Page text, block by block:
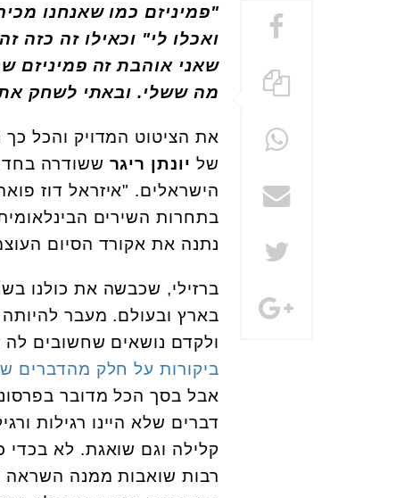
"פמיניזם כמו שאנחנו
ואכלו לי" וכאילו זה כזה
שאני אוהבת זה פמיניזם
מה ששלי. ובאתי לשחק
את הציטוט המדויק והכל כך נחוץ הזה
של יונתן ריגר
הישראלים. "איזראל דוז
בתחרות השירים
נתנה את אקורד הסיום
ברזילי, שכבשה את כולנו
בארץ ובעולם. מעבר
ולקדם נושאים שחשובים לה
ביקורות על חלק מהדברים
אבל בסך הכל מדובר
דברים שלא היינו רגילות
קלילה וגם שואגת. לא בכדי
רבות שואבות ממנה השראה